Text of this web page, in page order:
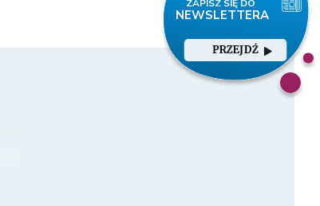
PRZEJDŹ